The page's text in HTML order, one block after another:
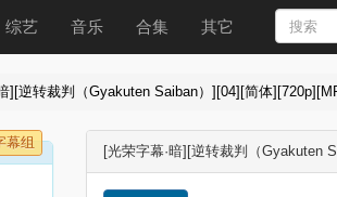
综艺 音乐 合集 其它
][逆转裁判（Gyakuten Saiban）][04][简体
幕组
[光荣字幕·暗][逆转裁判（Gyakuten